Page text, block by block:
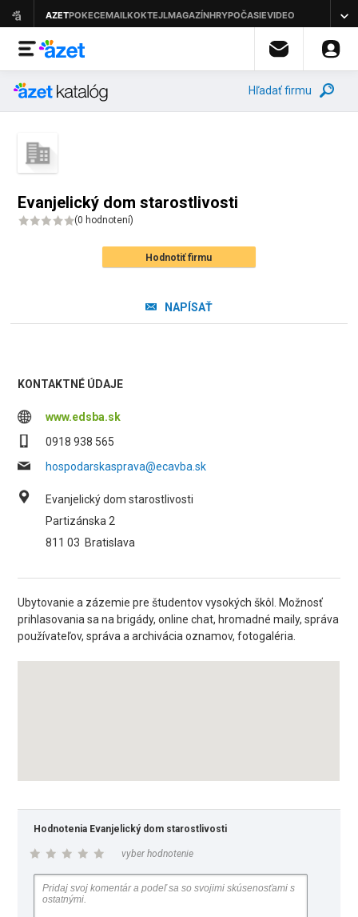
Hľadať firmu
Evanjelický dom starostlivosti
(0 hodnotení)
Hodnotiť firmu
NAPÍSAŤ
KONTAKTNÉ ÚDAJE
www.edsba.sk
0918 938 565
hospodarskasprava@ecavba.sk
Evanjelický dom starostlivosti
Partizánska 2
811 03 Bratislava
Ubytovanie a zázemie pre študentov vysokých škôl. Možnosť
prihlasovania sa na brigády, online chat, hromadné maily, správa
používateľov, správa a archivácia oznamov, fotogaléria.
Hodnotenia Evanjelický dom starostlivosti
vyber hodnotenie